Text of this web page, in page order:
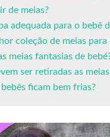
de meias?
adequada para o bebê
coleção de meias para
meias fantasias de
ser retiradas as
ficam bem frias?